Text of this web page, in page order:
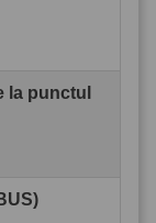
la punctul